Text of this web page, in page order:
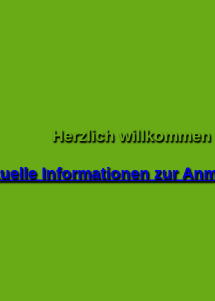
Herzlich willkommen
Informationen zur